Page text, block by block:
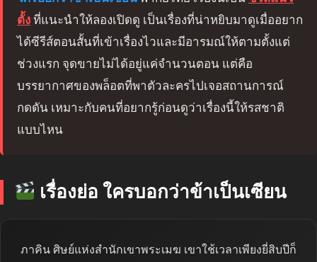
ตั้ง ที่แนะนำให้ลองเปิดดู เป็นเรื่องที่น่าหยิบมาดูเมื่ออยาก
ได้ซีรีส์ตอนสั้นที่เข้าเรื่องไวและมีอารมณ์ให้ตามตั้งแต่
ช่วงแรก จุดขายไม่ได้อยู่แค่จำนวนตอน แต่คือ
บรรยากาศของพล็อตที่พาตัวละครไปเจอสถานการณ์
กดดัน เหมาะกับคนที่อยากรู้ก่อนดูว่าเรื่องนี้ให้รสชาติ
แบบไหน
เรื่องย่อ ใครบอกว่าข้าเป็นเซียน
ภาคิน ศิษย์แห่งสำนักเขาพระเมฆ เขาใช้เวลาเพียงยี่สิบปีก็